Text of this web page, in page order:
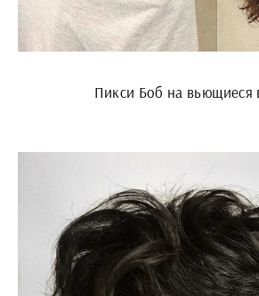
Пикси Боб на вьющиеся